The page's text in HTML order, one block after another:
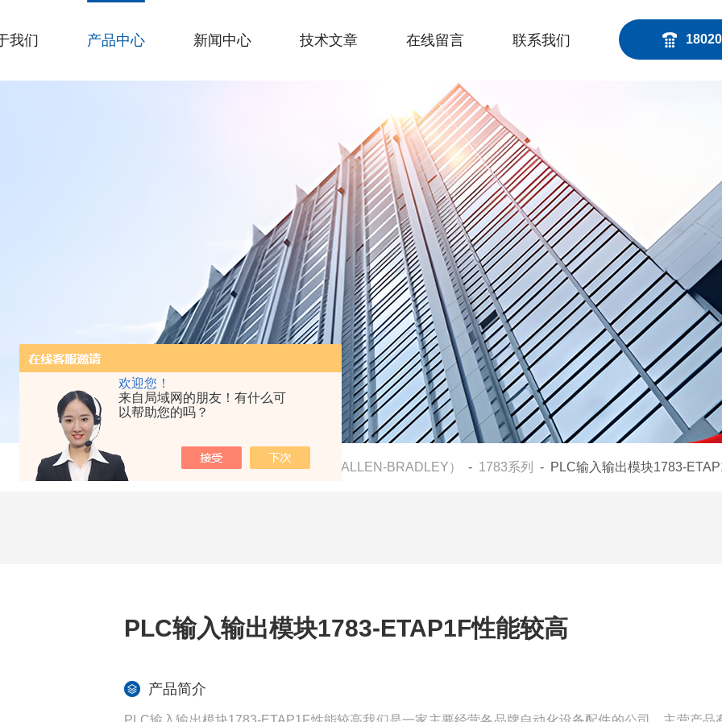
欢迎您！
来自局域网的朋友！有什么可
以帮助您的吗？
我们 产品中心 新闻中心 技术文章 在线留言 联系我们
当前位置：首页- 产品中心- AB（ALLEN-BRADLEY） - 1783系列 - PLC输入输出模块1783-
PLC输入输出模块1783-ETAP1F性能较高
产品简介